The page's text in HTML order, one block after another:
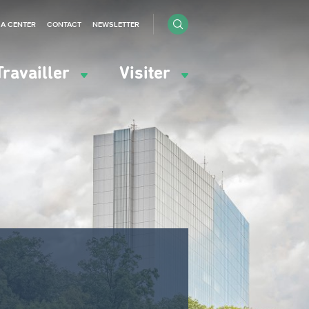
Visiter
CENTER CONTACT NEWSLETTER